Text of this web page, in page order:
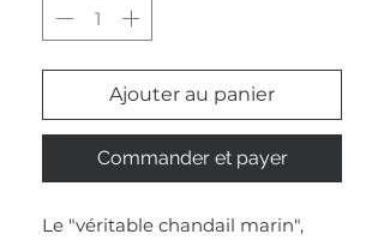
Ajouter au panier
Commander et payer
Le "véritable chandail marin",